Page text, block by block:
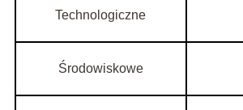
Technologiczne
Środowiskowe